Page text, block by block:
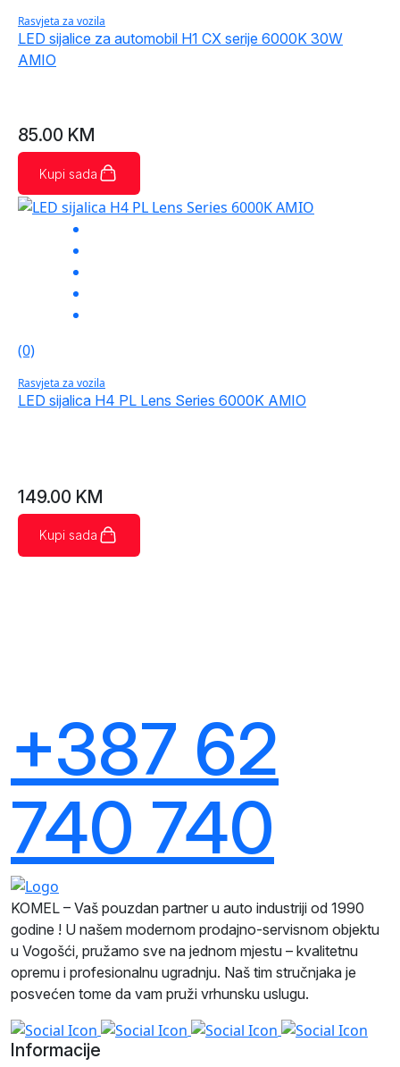
Rasvjeta za vozila
LED sijalice za automobil H1 CX serije 6000K 30W
AMIO
85.00 KM
Kupi sada
(0)
Rasvjeta za vozila
LED sijalica H4 PL Lens Series 6000K AMIO
149.00 KM
Kupi sada
+387 62
740 740
KOMEL – Vaš pouzdan partner u auto industriji od 1990
godine ! U našem modernom prodajno-servisnom objektu
u Vogošći, pružamo sve na jednom mjestu – kvalitetnu
opremu i profesionalnu ugradnju. Naš tim stručnjaka je
posvećen tome da vam pruži vrhunsku uslugu.
Informacije